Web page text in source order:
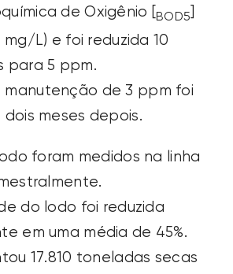
de Oxigênio [BOD5
L) e foi reduzida 10
para 5 ppm.
manutenção de 3 ppm foi
meses depois.
foram medidos na linha
do lodo foi reduzida
em uma média de 45%.
17.810 toneladas secas